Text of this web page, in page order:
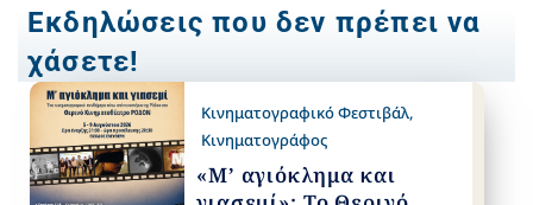
Εκδηλώσεις που δεν πρέπει να
χάσετε!
Κινηματογραφικό Φεστιβάλ,
Κινηματογράφος
«Μ’ αγιόκλημα και